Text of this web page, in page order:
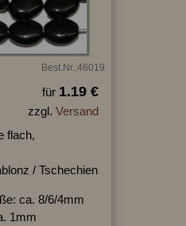
Best.Nr.:46019
für 1.19 €
zzgl. Versand
flach,
/ Tschechien
ca. 8/6/4mm
1mm